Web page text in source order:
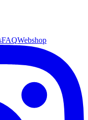
FAQWebshop